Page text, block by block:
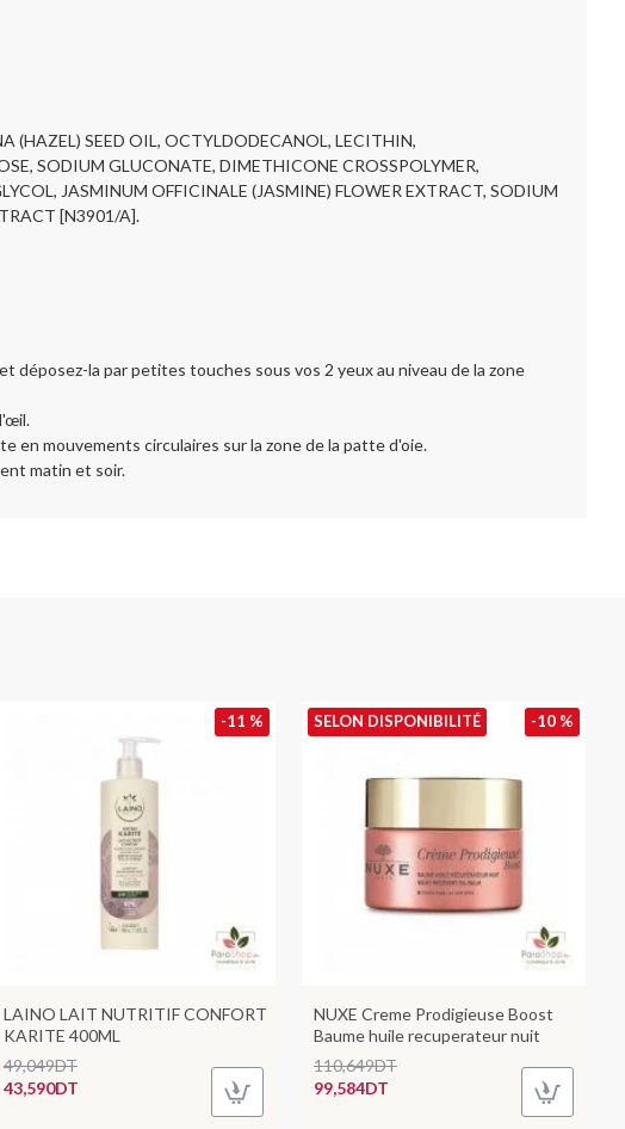
(HAZEL) SEED OIL, OCTYLDODECANOL, LECITHIN,
SODIUM GLUCONATE, DIMETHICONE CROSSPOLYMER,
JASMINUM OFFICINALE (JASMINE) FLOWER EXTRACT, SODIUM
[N3901/A].
déposez-la par petites touches sous vos 2 yeux au niveau de la zone
en mouvements circulaires sur la zone de la patte d'oie.
matin et soir.
-11 %
LAINO LAIT NUTRITIF CONFORT
KARITE 400ML
43,590DT
49,049DT
-10 %
SELON DISPONIBILITÉ
NUXE Creme Prodigieuse Boost
Baume huile recuperateur nuit
99,584DT
110,649DT